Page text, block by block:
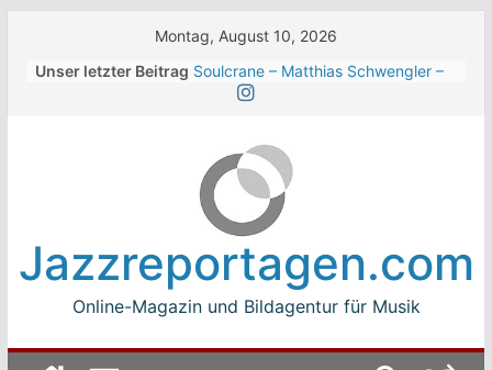
Montag, August 10, 2026
Unser letzter Beitrag Soulcrane – Matthias Schwengler –
Walter Trout Band beim Winterbach
Zeltspektakel 2026
The Cinelli Brothers beim
Winterbach Zeltspektakel 2026
Jean-Michel Jarre bei den jazz open
Modena auf der Piazza Roma 2026
Jazzreportagen.com
Online-Magazin und Bildagentur für Musik